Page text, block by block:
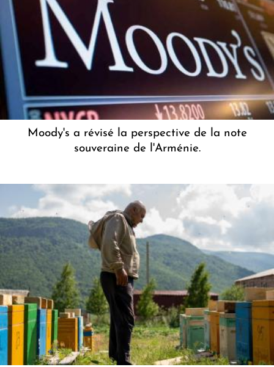
Moody's a révisé la perspective de la note
souveraine de l'Arménie.